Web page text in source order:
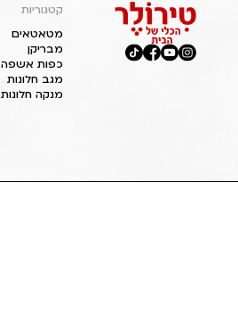
קטגוריות
מטאטאים
מבריקן
כפות אשפה
מגב חלונות
מנקה חלונות